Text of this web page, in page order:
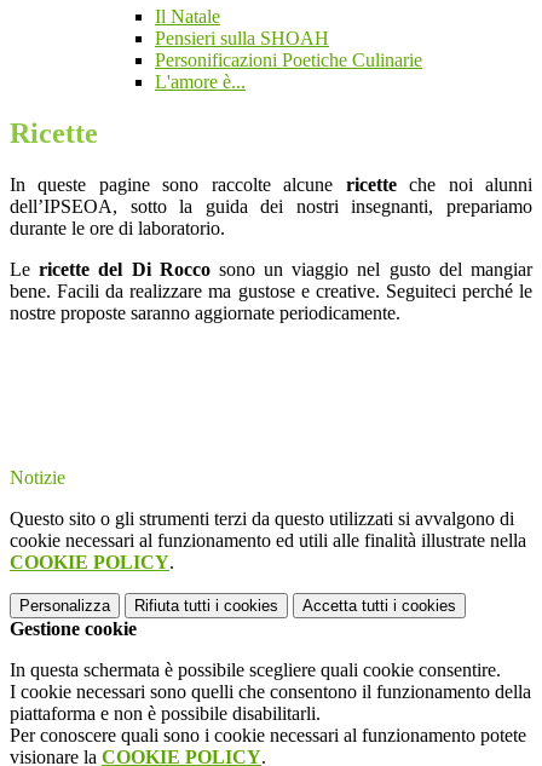
Il Natale
Pensieri sulla SHOAH
Personificazioni Poetiche Culinarie
L'amore è...
Ricette
In queste pagine sono raccolte alcune ricetteche noi alunni
dell’IPSEOA, sotto la guida dei nostri insegnanti, prepariamo
durante le ore di laboratorio.
Lericette del Di Roccosono un viaggio nel gusto del mangiar
bene. Facili da realizzare ma gustose e creative. Seguiteci perché le
nostre proposte saranno aggiornate periodicamente.
Notizie
Questo sito o gli strumenti terzi da questo utilizzati si avvalgono di
cookie necessari al funzionamento ed utili alle finalità illustrate nella
COOKIE POLICY.
Personalizza Rifiuta tutti i cookies Accetta tutti i cookies
Gestione cookie
In questa schermata è possibile scegliere quali cookie consentire.
I cookie necessari sono quelli che consentono il funzionamento della
piattaforma e non è possibile disabilitarli.
Per conoscere quali sono i cookie necessari al funzionamento potete
visionare la COOKIE POLICY.